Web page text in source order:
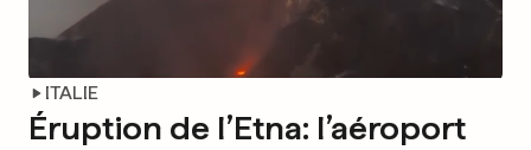
ITALIE
Éruption de l’Etna: l’aéroport